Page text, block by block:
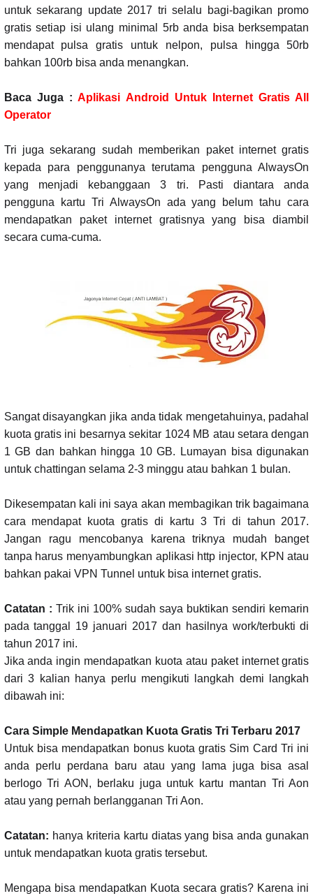
untuk sekarang update 2017 tri selalu bagi-bagikan promo
gratis setiap isi ulang minimal 5rb anda bisa berksempatan
mendapat pulsa gratis untuk nelpon, pulsa hingga 50rb
bahkan 100rb bisa anda menangkan.
Baca Juga :Aplikasi Android Untuk Internet Gratis All
Operator
Tri juga sekarang sudah memberikan paket internet gratis
kepada para penggunanya terutama pengguna AlwaysOn
yang menjadi kebanggaan 3 tri. Pasti diantara anda
pengguna kartu Tri AlwaysOn ada yang belum tahu cara
mendapatkan paket internet gratisnya yang bisa diambil
secara cuma-cuma.
Sangat disayangkan jika anda tidak mengetahuinya, padahal
kuota gratis ini besarnya sekitar 1024 MB atau setara dengan
1 GB dan bahkan hingga 10 GB. Lumayan bisa digunakan
untuk chattingan selama 2-3 minggu atau bahkan 1 bulan.
Dikesempatan kali ini saya akan membagikan trik bagaimana
cara mendapat kuota gratis di kartu 3 Tri di tahun 2017.
Jangan ragu mencobanya karena triknya mudah banget
tanpa harus menyambungkan aplikasi http injector, KPN atau
bahkan pakai VPN Tunnel untuk bisa internet gratis.
Catatan : Trik ini 100% sudah saya buktikan sendiri kemarin
pada tanggal 19 januari 2017 dan hasilnya work/terbukti di
tahun 2017 ini.
Jika anda ingin mendapatkan kuota atau paket internet gratis
dari 3 kalian hanya perlu mengikuti langkah demi langkah
dibawah ini:
Cara Simple Mendapatkan Kuota Gratis Tri Terbaru 2017
Untuk bisa mendapatkan bonus kuota gratis Sim Card Tri ini
anda perlu perdana baru atau yang lama juga bisa asal
berlogo Tri AON, berlaku juga untuk kartu mantan Tri Aon
atau yang pernah berlangganan Tri Aon.
Catatan: hanya kriteria kartu diatas yang bisa anda gunakan
untuk mendapatkan kuota gratis tersebut.
Mengapa bisa mendapatkan Kuota secara gratis? Karena ini